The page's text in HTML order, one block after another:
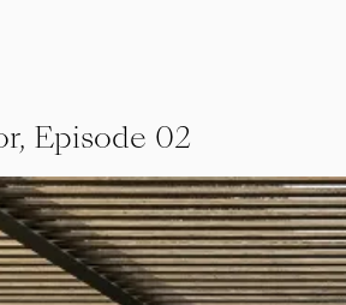
Episode 02